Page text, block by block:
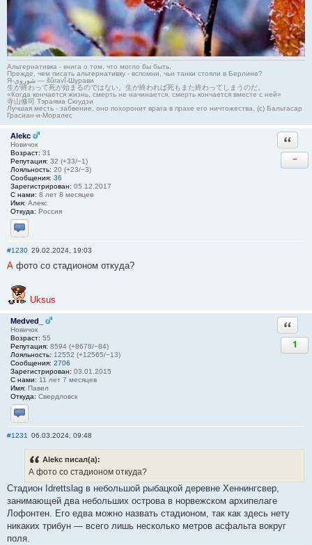
Альтернативка - книга о том, что могло бы быть.
Прежде, чем писать альтернативку - вспомни, чьи танки стояли в Берлине?
Я-شوروی — šûravî-Шурави
生が終わって死が始まるのではない。生が終われば死もまた終わってしまうのだ。
«Когда кончается жизнь, смерть не начинается, смерть кончается вместе с ней»
寺山修司 Тэраяма Сюудзи
Лучшая месть - забвение, оно похоронит врага в прахе его ничтожества. (с) Бальтасар
Грасиан-и-Моралес
Alekc
Новичок
Возраст: 31
Репутация: 32 (+33/−1)
Лояльность: 20 (+23/−3)
Сообщения: 36
Зарегистрирован: 05.12.2017
С нами: 8 лет 8 месяцев
Имя: Алекс
Откуда: Россия
Отправить личное сообщение
−
#1230 29.02.2024, 19:03
А фото со стадионом откуда?
Uksus
Medved_
Новичок
Возраст: 55
Репутация: 8594 (+8678/−84)
Лояльность: 12552 (+12565/−13)
Сообщения: 2706
Зарегистрирован: 03.01.2015
С нами: 11 лет 7 месяцев
Имя: Павел
Откуда: Свердловск
Отправить личное сообщение
1
#1231 06.03.2024, 09:48
Alekc писал(а):
А фото со стадионом откуда?
Стадион Idrettslag в небольшой рыбацкой деревне Хеннингсвер,
занимающей два небольших острова в норвежском архипелаге
Лофонтен. Его едва можно назвать стадионом, так как здесь нету
никаких трибун — всего лишь несколько метров асфальта вокруг
поля.